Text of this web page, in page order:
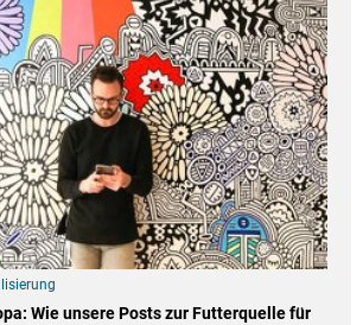
Wie unsere Posts zur Futterquelle für